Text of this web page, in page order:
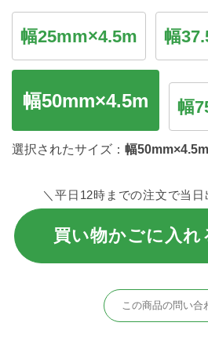
＼平日12時までの注文で当日
幅25mm×4.5m 幅
幅50mm×4.5m 幅
選択されたサイズ： 幅50mm×4.5m
買い物かごに入れ
この商品の問い合